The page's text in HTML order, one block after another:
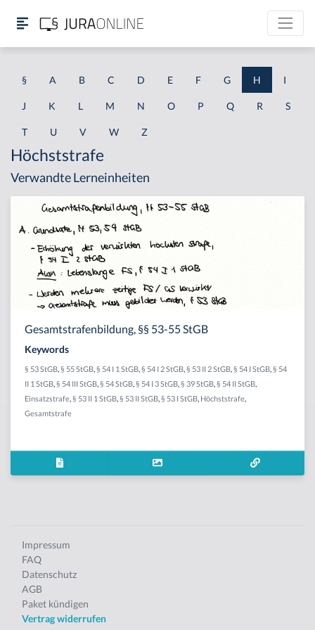
§ A B C D E F G H I
J K L M N O P Q R S
T U V W Z
Höchststrafe
Verwandte Lerneinheiten
Gesamtstrafenbildung, §§ 53-55 StGB
Keywords
§ 53 StGB § 55 StGB § 54 I 1 StGB § 54 I 2 StGB § 53 II 2 StGB § 54 I StGB § 54
II 1 StGB § 54 III StGB § 54 StGB § 54 I 3 StGB § 39 StGB § 54 II StGB
Einsatzstrafe § 53 II 1 StGB § 53 II StGB § 53 I StGB Höchststrafe
Gesamtstrafe
Impressum
FAQ
Datenschutz
AGB
Paket kündigen
Vertrag widerrufen